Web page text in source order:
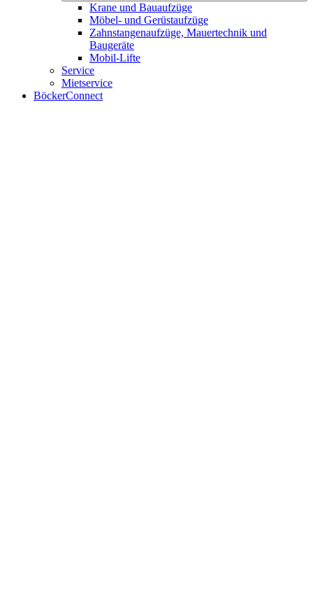
Krane und Bauaufzüge
Möbel- und Gerüstaufzüge
Zahnstangenaufzüge, Mauertechnik und
Baugeräte
Mobil-Lifte
Service
Mietservice
BöckerConnect